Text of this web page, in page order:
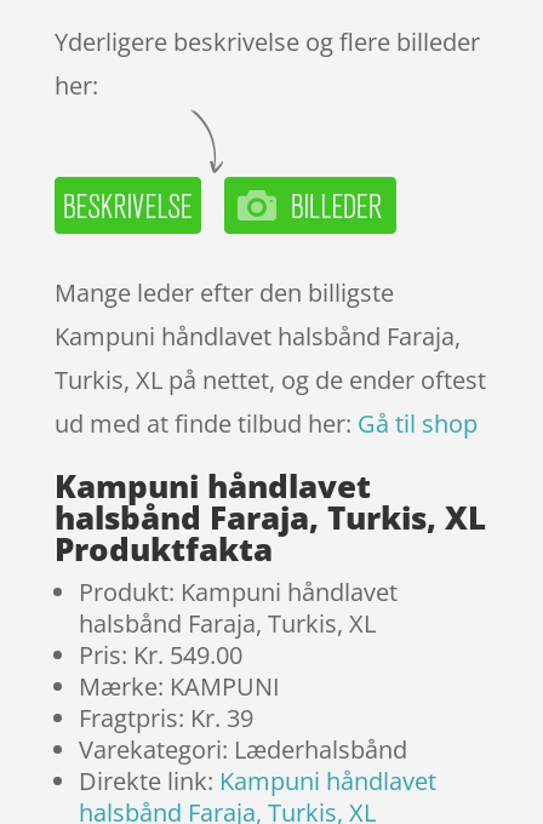
mmelser
Yderligere beskrivelse og flere billeder
her:
Mange leder efter den billigste
Kampuni håndlavet halsbånd Faraja,
Turkis, XL på nettet, og de ender oftest
ud med at finde tilbud her: Gå til shop
Kampuni håndlavet
halsbånd Faraja, Turkis, XL
Produktfakta
Produkt: Kampuni håndlavet
halsbånd Faraja, Turkis, XL
Pris: Kr. 549.00
Mærke: KAMPUNI
Fragtpris: Kr. 39
Varekategori: Læderhalsbånd
Direkte link: Kampuni håndlavet
halsbånd Faraja, Turkis, XL